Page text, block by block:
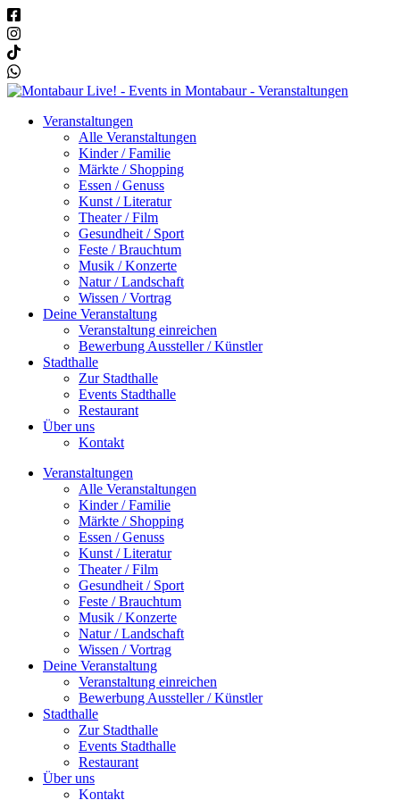
Veranstaltungen
Alle Veranstaltungen
Kinder / Familie
Märkte / Shopping
Essen / Genuss
Kunst / Literatur
Theater / Film
Gesundheit / Sport
Feste / Brauchtum
Musik / Konzerte
Natur / Landschaft
Wissen / Vortrag
Deine Veranstaltung
Veranstaltung einreichen
Bewerbung Aussteller / Künstler
Stadthalle
Zur Stadthalle
Events Stadthalle
Restaurant
Über uns
Kontakt
Veranstaltungen
Alle Veranstaltungen
Kinder / Familie
Märkte / Shopping
Essen / Genuss
Kunst / Literatur
Theater / Film
Gesundheit / Sport
Feste / Brauchtum
Musik / Konzerte
Natur / Landschaft
Wissen / Vortrag
Deine Veranstaltung
Veranstaltung einreichen
Bewerbung Aussteller / Künstler
Stadthalle
Zur Stadthalle
Events Stadthalle
Restaurant
Über uns
Kontakt